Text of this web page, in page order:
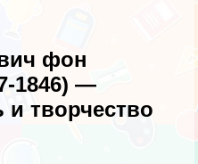
фон
1846) —
творчество